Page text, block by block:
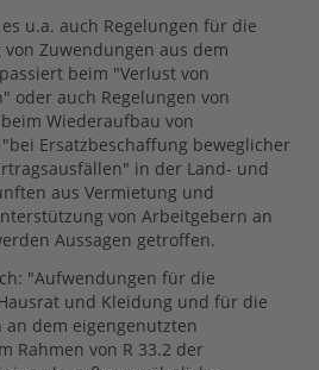
u.a. auch Regelungen für die
Zuwendungen aus dem
beim "Verlust von
oder auch Regelungen von
Wiederaufbau von
Ersatzbeschaffung beweglicher
in der Land- und
aus Vermietung und
von Arbeitgebern an
Aussagen getroffen.
"Aufwendungen für die
und Kleidung und für die
an dem eigengenutzten
Rahmen von R 33.2 der